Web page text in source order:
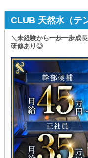
CLUB 天然水（テ
＼未経験から一歩一歩成
研修あり◎